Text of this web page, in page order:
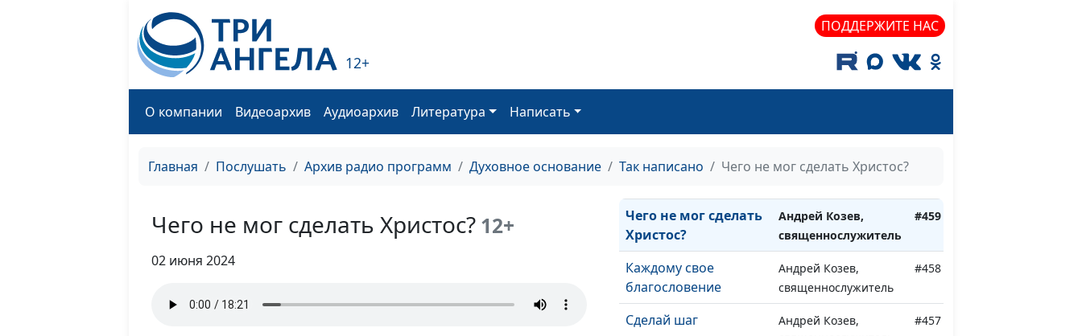
12+
ПОДДЕРЖИТЕ НАС
О компании Видеоархив Аудиоархив Литература Написать
Главная Послушать Архив радио программ Духовное основание Так написано Чего не мог сделать Христос?
Чего не мог сделать Христос? 12+
02 июня 2024
священнослужитель
Андрей Козев,
#462
несправедливости
священнослужитель
Власть языка
Андрей Козев,
Чего не мог сделать
Христос?
Андрей Козев,
священнослужитель
#459
Каждому свое
благословение
Андрей Козев,
священнослужитель
#458
Сделай шаг
Андрей Козев,
#457